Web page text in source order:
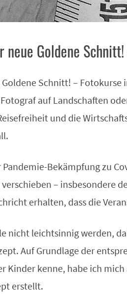
Goldene
Schnitt! –
auf Landschaften
und die
Pandemie-Bekämpfung zu
– insbesondere
erhalten, dass die
nicht leichtsinnig werden,
Auf Grundlage der
Kinder kenne, habe ich
erstellt.